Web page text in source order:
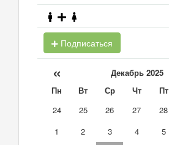
Подписаться
« Декабрь 2025
Пн Вт Ср Чт Пт
24
25 26 27 28
1
2 3 4 5